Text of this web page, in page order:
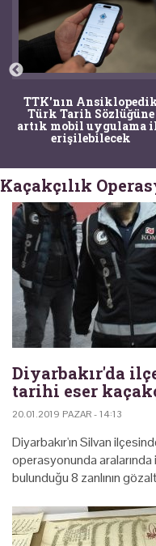
TTK'nın
Türk Tarih Sözlüğüne
artık mobil uygulama
erişilebilecek
Kaçakçılık
Diyarbakır'da
tarihi eser
20.01.2019 PAZAR - 14:13
Diyarbakır'ın Silvan
operasyonunda
bulunduğu 8 zanlının